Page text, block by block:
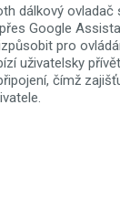
dálkový ovladač
Google
pro
uživatelsky
čímž